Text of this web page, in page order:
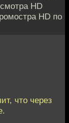
HD
HD по
что через